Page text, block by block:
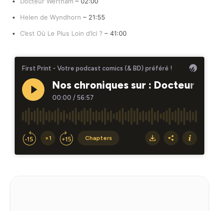
Helen de Wyndhorn – 21:55
C’est Où Le Plus Loin d’Ici ? – 41:00